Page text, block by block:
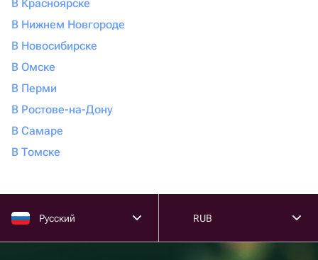
В Красноярске
В Нижнем Новгороде
В Новосибирске
В Омске
В Перми
В Ростове-на-Дону
В Самаре
В Томске
Русский RUB